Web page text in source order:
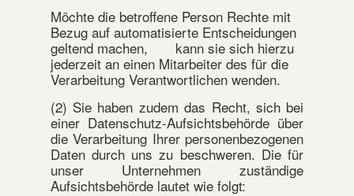
Möchte die betroffene Person Rechte mit
Bezug auf automatisierte Entscheidungen
geltend machen, kann sie sich hierzu
jederzeit an einen Mitarbeiter des für die
Verarbeitung Verantwortlichen wenden.
(2) Sie haben zudem das Recht, sich bei
einer Datenschutz-Aufsichtsbehörde über
die Verarbeitung Ihrer personenbezogenen
Daten durch uns zu beschweren. Die für
unser Unternehmen zuständige
Aufsichtsbehörde lautet wie folgt: